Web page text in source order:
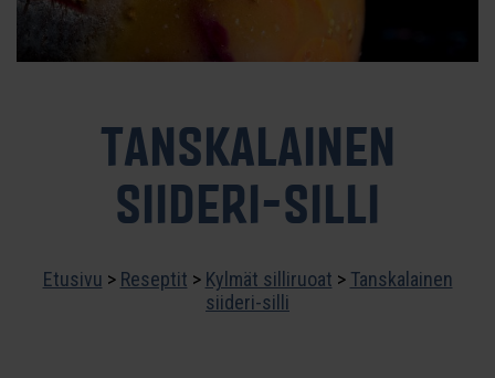
TANSKALAINEN
SIIDERI-SILLI
Etusivu > Reseptit > Kylmät silliruoat > Tanskalainen
siideri-silli